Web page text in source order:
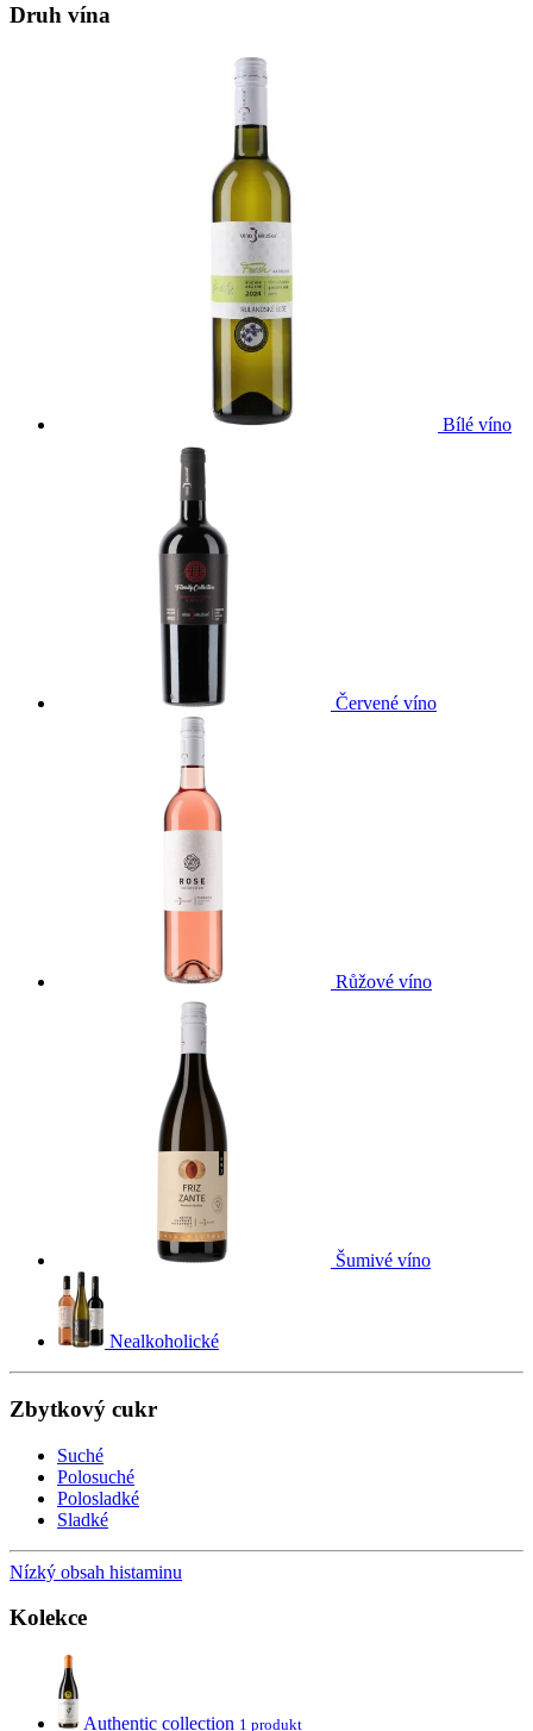
Druh vína
Bílé víno
Červené víno
Růžové víno
Šumivé víno
Nealkoholické
Zbytkový cukr
Suché
Polosuché
Polosladké
Sladké
Nízký obsah histaminu
Kolekce
Authentic collection 1 produkt